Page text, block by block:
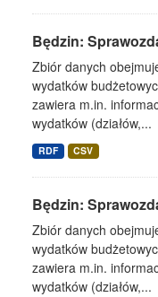
Będzin:
Zbiór danych
wydatków
zawiera m.in.
wydatków (działów,...
RDF CSV
Będzin:
Zbiór danych
wydatków
zawiera m.in.
wydatków (działów,...